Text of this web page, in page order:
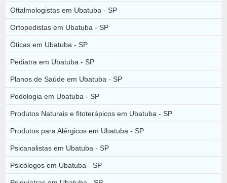
Oftalmologistas em Ubatuba - SP
Ortopedistas em Ubatuba - SP
Óticas em Ubatuba - SP
Pediatra em Ubatuba - SP
Planos de Saúde em Ubatuba - SP
Podologia em Ubatuba - SP
Produtos Naturais e fitoterápicos em Ubatuba - SP
Produtos para Alérgicos em Ubatuba - SP
Psicanalistas em Ubatuba - SP
Psicólogos em Ubatuba - SP